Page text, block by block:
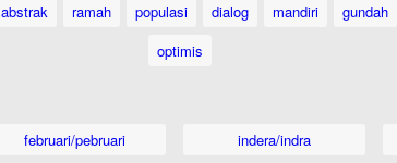
abstrak ramah populasi dialog mandiri gundah
optimis
februari/pebruari
indera/indra